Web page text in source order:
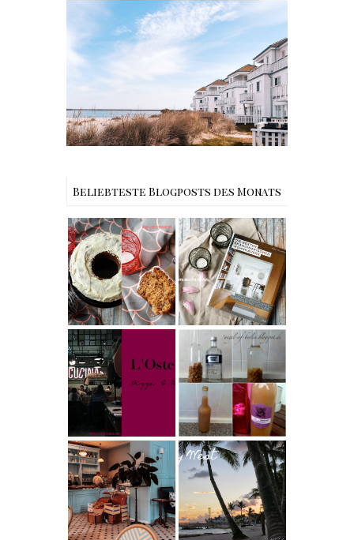
Reisen - Schleiregion
Beliebteste Blogposts des Monats
Rezept |
Weltbester
Carrot Cake
mit Cream
Cheese
Frosting nach
Cynthia
Barcomi –
einfach &
saftig
Buchtipps - Die
besten
Skandinavische
n Wohnhäuser |
The Nina
Edition
My Berlin -
L'Osteria | The
Nina Edition
Rezept |
Karamell-
Wodka selber
machen –
einfaches
Rezept &
Geschenkidee
Berlin | Café
L’Berg –
Französischer
Charme mitten
in Berlin-
Wilmersdorf
Reisen - Florida
Roadtrip Part II:
Miami South
Beach bis Key
West | The Nina
Edition